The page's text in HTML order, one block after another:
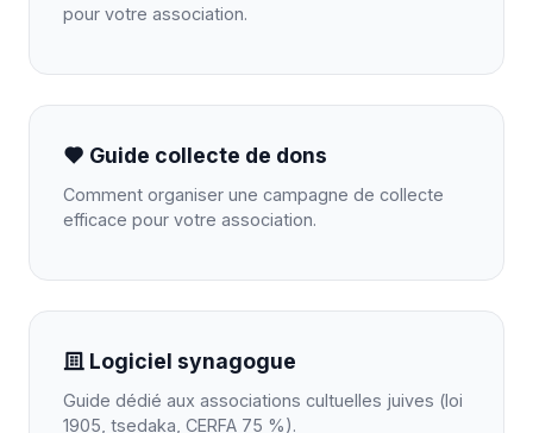
pour votre association.
Guide collecte de dons
Comment organiser une campagne de collecte
efficace pour votre association.
Logiciel synagogue
Guide dédié aux associations cultuelles juives (loi
1905, tsedaka, CERFA 75 %).